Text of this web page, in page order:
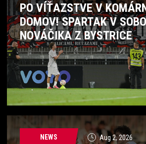
PO VÍŤAZSTVE V
DOMOV! SPARTAK V
NOVÁČIKA Z BYSTRICE
NEWS Aug 2, 2026